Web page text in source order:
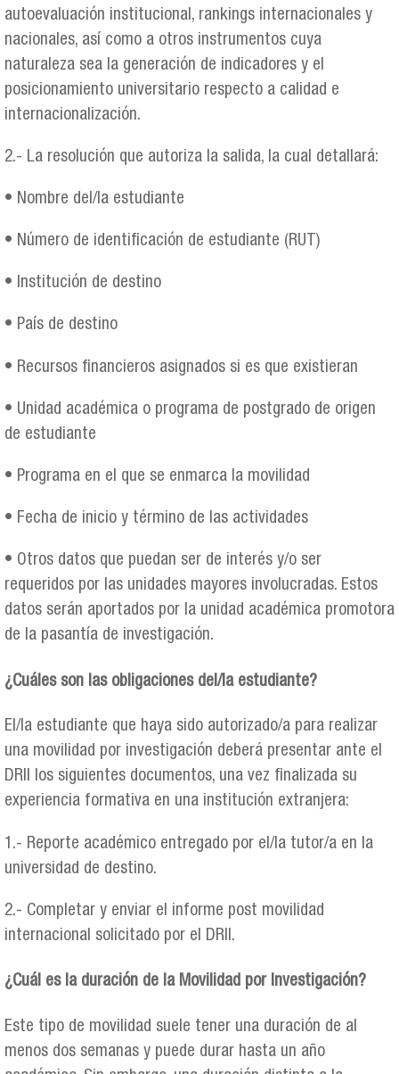
autoevaluación institucional, rankings internacionales y
nacionales, así como a otros instrumentos cuya
naturaleza sea la generación de indicadores y el
posicionamiento universitario respecto a calidad e
internacionalización.
2.- La resolución que autoriza la salida, la cual detallará:
• Nombre del/la estudiante
• Número de identificación de estudiante (RUT)
• Institución de destino
• País de destino
• Recursos financieros asignados si es que existieran
• Unidad académica o programa de postgrado de origen
de estudiante
• Programa en el que se enmarca la movilidad
• Fecha de inicio y término de las actividades
• Otros datos que puedan ser de interés y/o ser
requeridos por las unidades mayores involucradas. Estos
datos serán aportados por la unidad académica promotora
de la pasantía de investigación.
¿Cuáles son las obligaciones del/la estudiante?
El/la estudiante que haya sido autorizado/a para realizar
una movilidad por investigación deberá presentar ante el
DRII los siguientes documentos, una vez finalizada su
experiencia formativa en una institución extranjera:
1.- Reporte académico entregado por el/la tutor/a en la
universidad de destino.
2.- Completar y enviar el informe post movilidad
internacional solicitado por el DRII.
¿Cuál es la duración de la Movilidad por Investigación?
Este tipo de movilidad suele tener una duración de al
menos dos semanas y puede durar hasta un año